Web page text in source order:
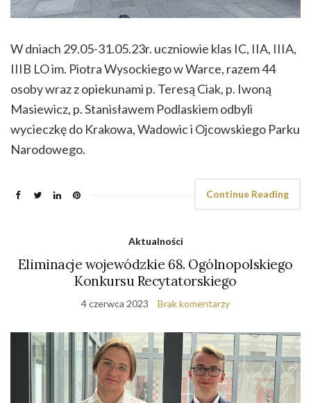
W dniach 29.05-31.05.23r. uczniowie klas IC, IIA, IIIA,
IIIB LO im. Piotra Wysockiego w Warce, razem 44
osoby wraz z opiekunami p. Teresą Ciak, p. Iwoną
Masiewicz, p. Stanisławem Podlaskiem odbyli
wycieczkę do Krakowa, Wadowic i Ojcowskiego Parku
Narodowego.
Continue Reading
Aktualności
Eliminacje wojewódzkie 68. Ogólnopolskiego
Konkursu Recytatorskiego
4 czerwca 2023 Brak komentarzy